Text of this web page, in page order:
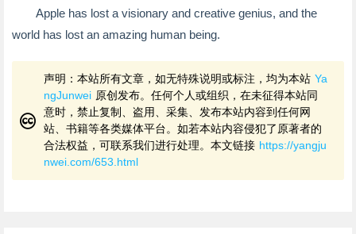
Apple has lost a visionary and creative genius, and the
world has lost an amazing human being.
声明：本站所有文章，如无特殊说明或标注，均为本站 Ya
ngJunwei 原创发布。任何个人或组织，在未征得本站同
意时，禁止复制、盗用、采集、发布本站内容到任何网
站、书籍等各类媒体平台。如若本站内容侵犯了原著者的
合法权益，可联系我们进行处理。本文链接 https://yangju
nwei.com/653.html